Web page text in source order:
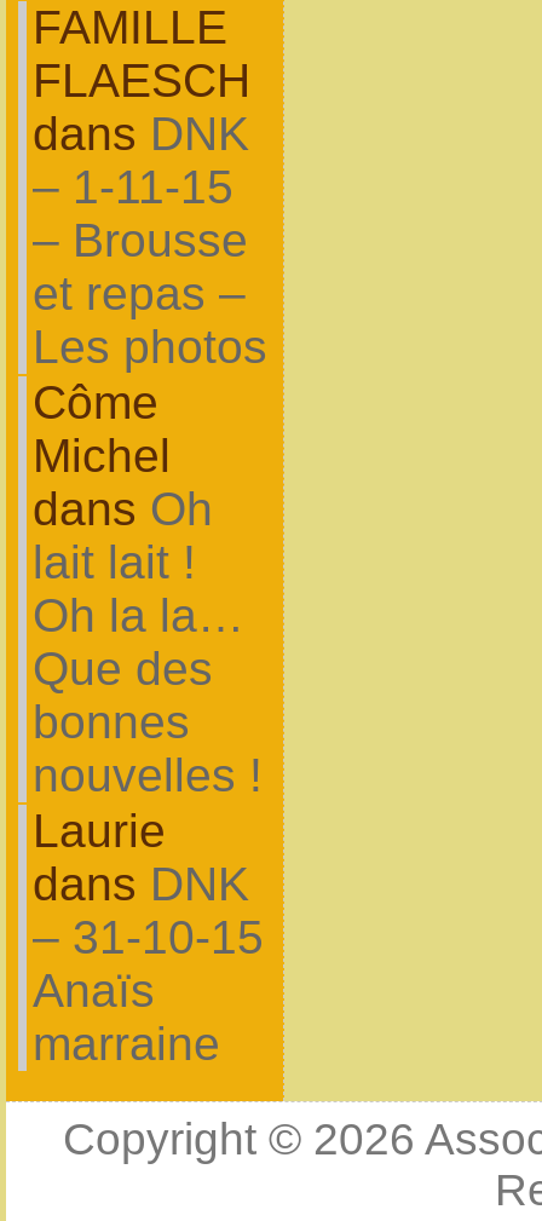
FAMILLE
FLAESCH
dans DNK
– 1-11-15
– Brousse
et repas –
Les photos
Côme
Michel
dans Oh
lait lait !
Oh la la…
Que des
bonnes
nouvelles !
Laurie
dans DNK
– 31-10-15
Anaïs
marraine
Copyright © 2026